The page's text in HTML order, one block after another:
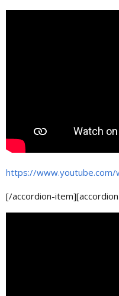
https://www.youtube.com/
[/accordion-